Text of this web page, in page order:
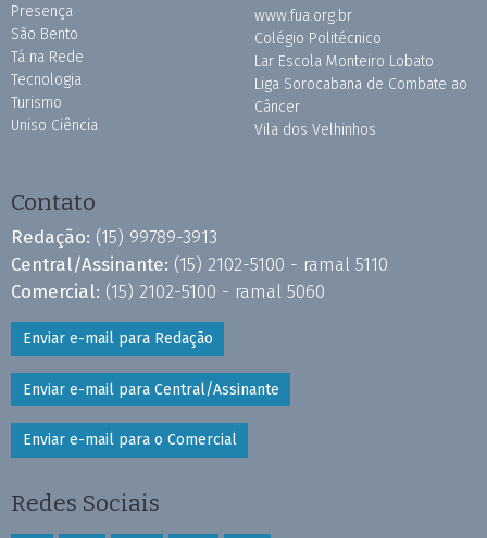
Presença
São Bento
Tá na Rede
Tecnologia
Turismo
Uniso Ciência
www.fua.org.br
Colégio Politécnico
Lar Escola Monteiro Lobato
Liga Sorocabana de Combate ao
Câncer
Vila dos Velhinhos
Contato
Redação: (15) 99789-3913
Central/Assinante: (15) 2102-5100 - ramal 5110
Comercial: (15) 2102-5100 - ramal 5060
Enviar e-mail para Redação
Enviar e-mail para Central/Assinante
Enviar e-mail para o Comercial
Redes Sociais